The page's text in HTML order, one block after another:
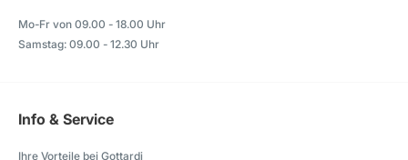
Mo-Fr von 09.00 - 18.00 Uhr
Samstag: 09.00 - 12.30 Uhr
Info & Service
Ihre Vorteile bei Gottardi